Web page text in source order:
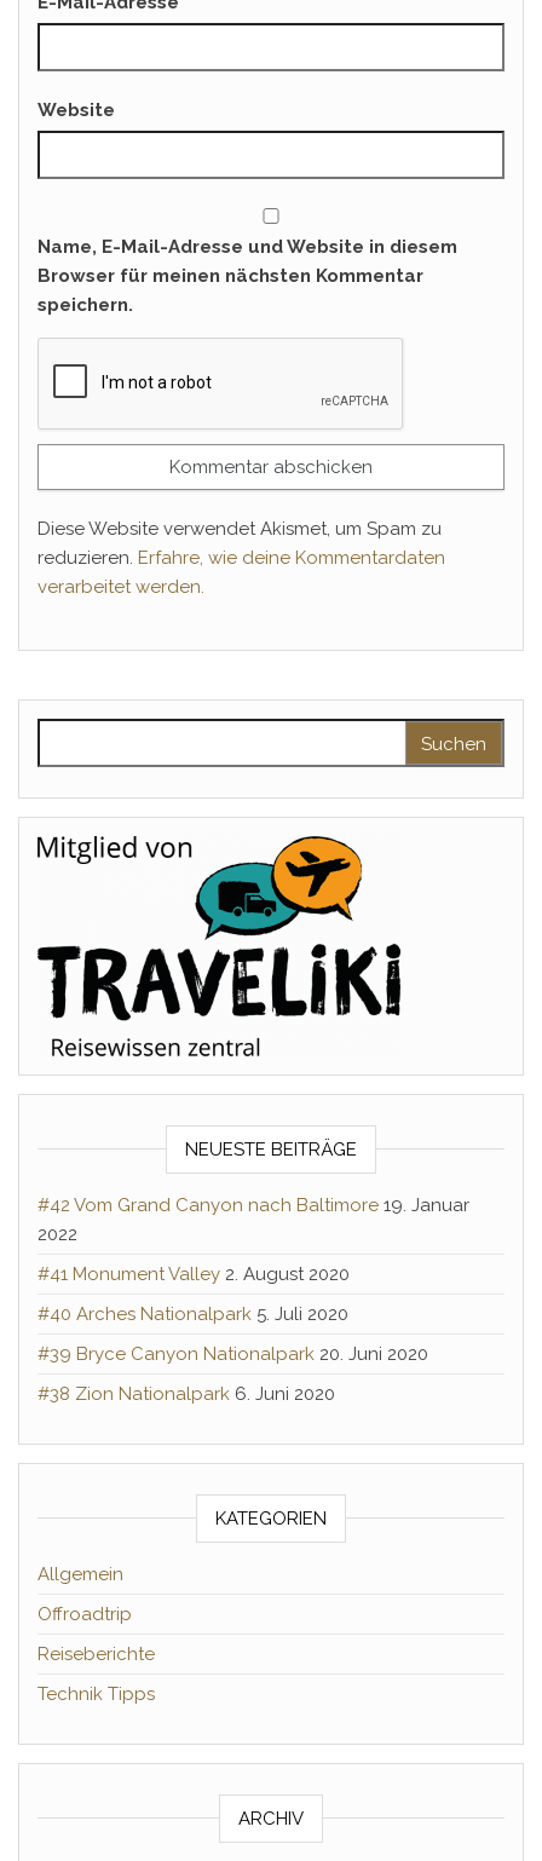
Website
Name, E-Mail-Adresse und Website in diesem
Browser für meinen nächsten Kommentar
speichern.
Diese Website verwendet Akismet, um Spam zu
reduzieren. Erfahre, wie deine Kommentardaten
verarbeitet werden.
NEUESTE BEITRÄGE
#42 Vom Grand Canyon nach Baltimore 19. Januar
2022
#41 Monument Valley 2. August 2020
#40 Arches Nationalpark 5. Juli 2020
#39 Bryce Canyon Nationalpark 20. Juni 2020
#38 Zion Nationalpark 6. Juni 2020
KATEGORIEN
Allgemein
Offroadtrip
Reiseberichte
Technik Tipps
ARCHIV